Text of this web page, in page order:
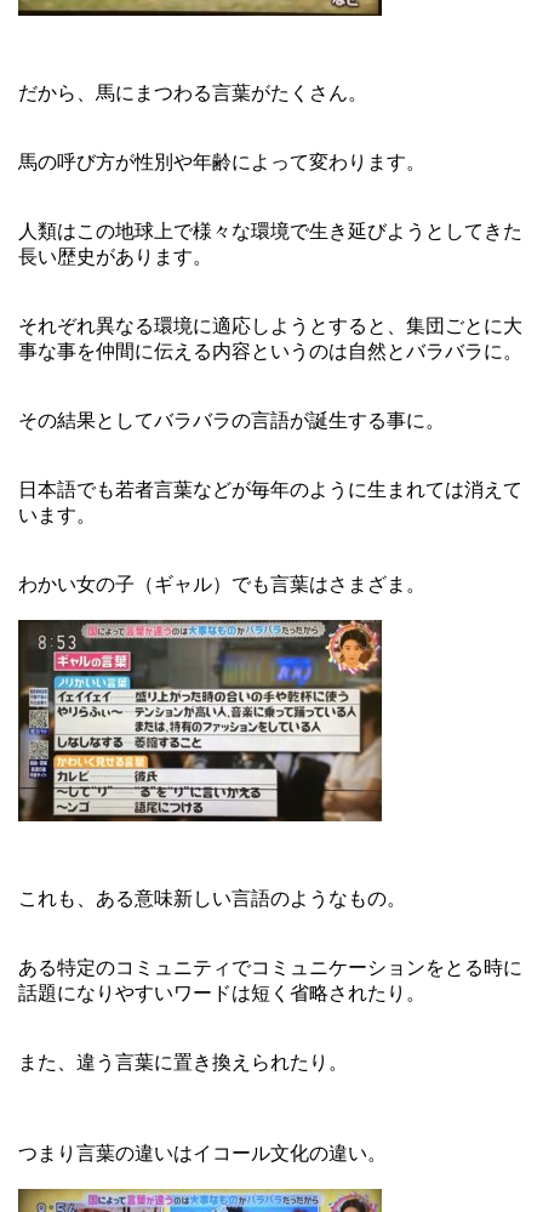
だから、馬にまつわる言葉がたくさん。
馬の呼び方が性別や年齢によって変わります。
人類はこの地球上で様々な環境で生き延びようとしてきた
長い歴史があります。
それぞれ異なる環境に適応しようとすると、集団ごとに大
事な事を仲間に伝える内容というのは自然とバラバラに。
その結果としてバラバラの言語が誕生する事に。
日本語でも若者言葉などが毎年のように生まれては消えて
います。
わかい女の子（ギャル）でも言葉はさまざま。
これも、ある意味新しい言語のようなもの。
ある特定のコミュニティでコミュニケーションをとる時に
話題になりやすいワードは短く省略されたり。
また、違う言葉に置き換えられたり。
つまり言葉の違いはイコール文化の違い。